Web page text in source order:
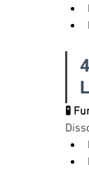
🧪